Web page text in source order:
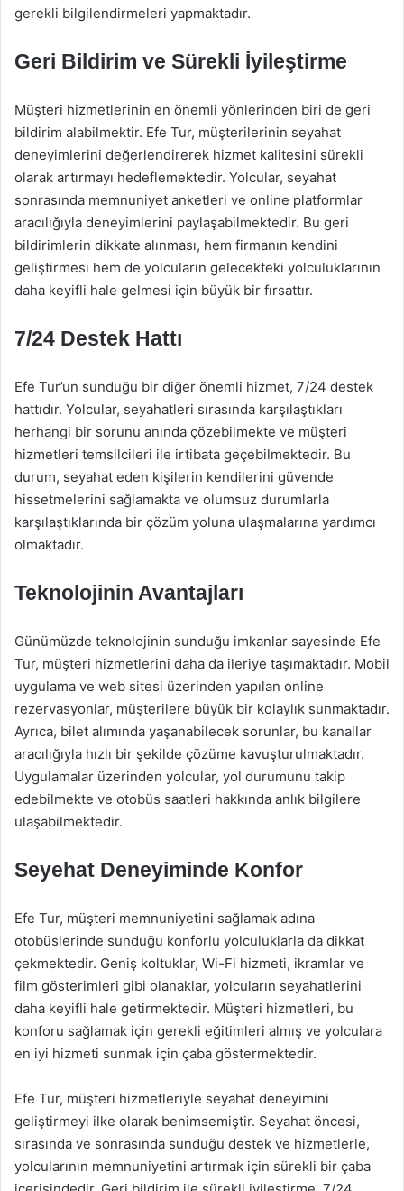
gerekli bilgilendirmeleri yapmaktadır.
Geri Bildirim ve Sürekli İyileştirme
Müşteri hizmetlerinin en önemli yönlerinden biri de geri
bildirim alabilmektir. Efe Tur, müşterilerinin seyahat
deneyimlerini değerlendirerek hizmet kalitesini sürekli
olarak artırmayı hedeflemektedir. Yolcular, seyahat
sonrasında memnuniyet anketleri ve online platformlar
aracılığıyla deneyimlerini paylaşabilmektedir. Bu geri
bildirimlerin dikkate alınması, hem firmanın kendini
geliştirmesi hem de yolcuların gelecekteki yolculuklarının
daha keyifli hale gelmesi için büyük bir fırsattır.
7/24 Destek Hattı
Efe Tur’un sunduğu bir diğer önemli hizmet, 7/24 destek
hattıdır. Yolcular, seyahatleri sırasında karşılaştıkları
herhangi bir sorunu anında çözebilmekte ve müşteri
hizmetleri temsilcileri ile irtibata geçebilmektedir. Bu
durum, seyahat eden kişilerin kendilerini güvende
hissetmelerini sağlamakta ve olumsuz durumlarla
karşılaştıklarında bir çözüm yoluna ulaşmalarına yardımcı
olmaktadır.
Teknolojinin Avantajları
Günümüzde teknolojinin sunduğu imkanlar sayesinde Efe
Tur, müşteri hizmetlerini daha da ileriye taşımaktadır. Mobil
uygulama ve web sitesi üzerinden yapılan online
rezervasyonlar, müşterilere büyük bir kolaylık sunmaktadır.
Ayrıca, bilet alımında yaşanabilecek sorunlar, bu kanallar
aracılığıyla hızlı bir şekilde çözüme kavuşturulmaktadır.
Uygulamalar üzerinden yolcular, yol durumunu takip
edebilmekte ve otobüs saatleri hakkında anlık bilgilere
ulaşabilmektedir.
Seyehat Deneyiminde Konfor
Efe Tur, müşteri memnuniyetini sağlamak adına
otobüslerinde sunduğu konforlu yolculuklarla da dikkat
çekmektedir. Geniş koltuklar, Wi-Fi hizmeti, ikramlar ve
film gösterimleri gibi olanaklar, yolcuların seyahatlerini
daha keyifli hale getirmektedir. Müşteri hizmetleri, bu
konforu sağlamak için gerekli eğitimleri almış ve yolculara
en iyi hizmeti sunmak için çaba göstermektedir.
Efe Tur, müşteri hizmetleriyle seyahat deneyimini
geliştirmeyi ilke olarak benimsemiştir. Seyahat öncesi,
sırasında ve sonrasında sunduğu destek ve hizmetlerle,
yolcularının memnuniyetini artırmak için sürekli bir çaba